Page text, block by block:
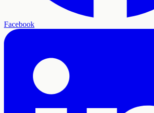
Facebook